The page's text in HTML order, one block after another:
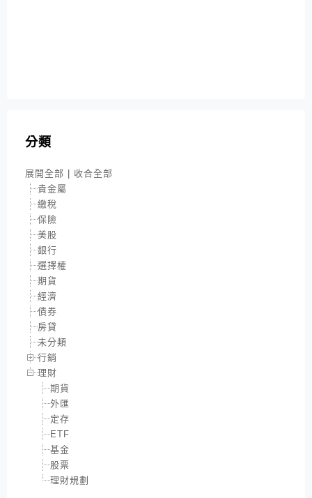
分類
展開全部 | 收合全部
貴金屬
繳稅
保險
美股
銀行
選擇權
期貨
經濟
債券
房貸
未分類
行銷
理財
期貨
外匯
定存
ETF
基金
股票
理財規劃